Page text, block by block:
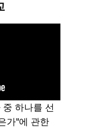
하나를 선
가"에 관한